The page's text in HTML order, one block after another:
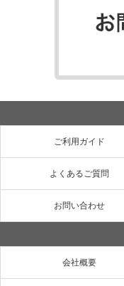
ご利用ガイド
よくあるご質問
お問い合わせ
会社概要